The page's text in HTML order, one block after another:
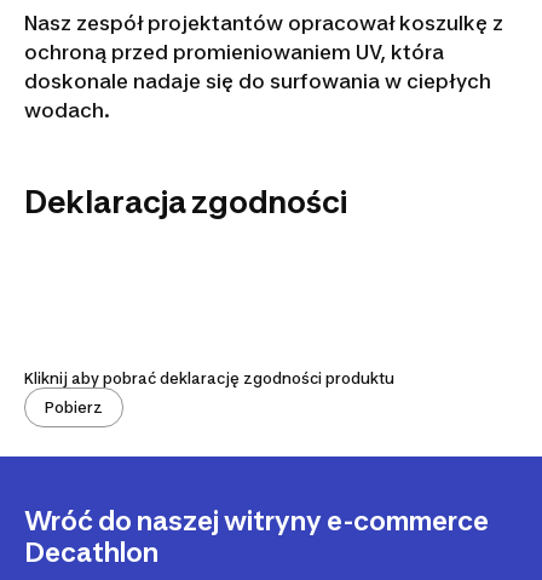
Nasz zespół projektantów opracował koszulkę z
ochroną przed promieniowaniem UV, która
doskonale nadaje się do surfowania w ciepłych
wodach.
Deklaracja zgodności
Kliknij aby pobrać deklarację zgodności produktu
Pobierz
Wróć do naszej witryny e-commerce
Decathlon